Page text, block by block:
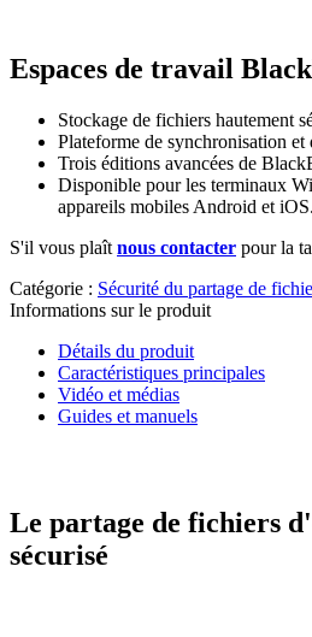
Espaces de travail
Stockage de fichiers hautement
Plateforme de synchronisation et
Trois éditions avancées de
Disponible pour les terminaux
appareils mobiles Android et iOS.
S'il vous plaît nous contacter pour la
Catégorie : Sécurité du partage de
Informations sur le produit
Détails du produit
Caractéristiques principales
Vidéo et médias
Guides et manuels
Le partage de fichiers
sécurisé